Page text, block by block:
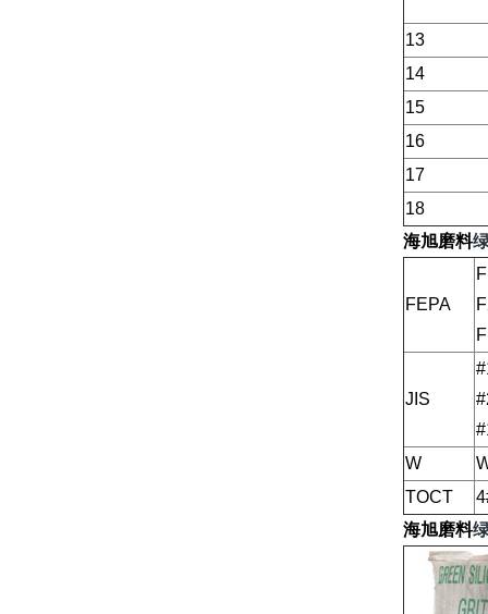
13
14
15
16
17
18
海旭磨料
FEPA
JIS
W
TOCT
海旭磨料